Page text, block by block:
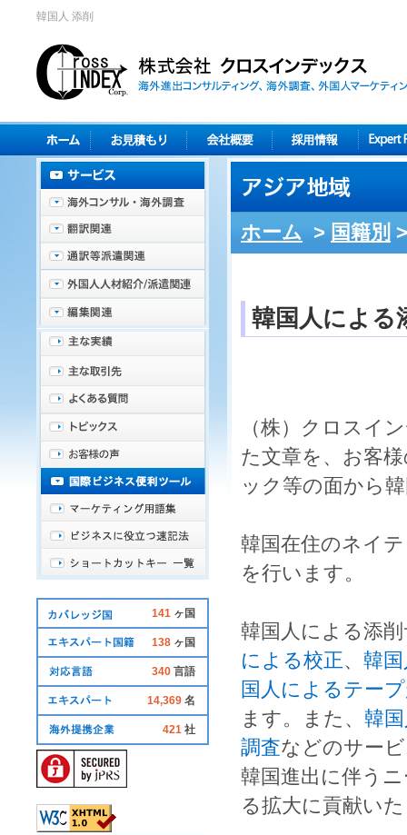
韓国人 添削
ホーム > 国籍別
韓国人による
（株）クロスイ
た文章を、お客
ック 等の面から
韓国在住のネイ
を行います。
韓国人 による添削
による校正、 韓
国人によるテー
ます。また、 韓
調査などのサー
韓国進出に伴う
る拡大に貢献い
141 ヶ国
138 ヶ国
340 言語
14,369 名
421 社